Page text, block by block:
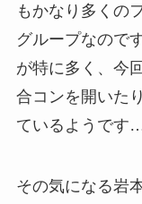
もかなり多くの
グループなので
が特に多く、今
合コンを開いた
ているようです…
その気になる岩